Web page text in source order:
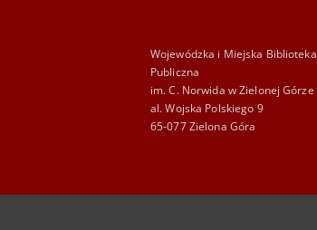
Wojewódzka i Miejska Biblioteka
Publiczna
im. C. Norwida w Zielonej Górze
al. Wojska Polskiego 9
65-077 Zielona Góra